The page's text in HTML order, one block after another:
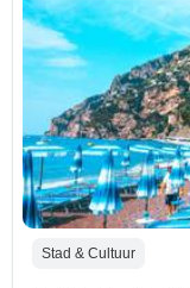
Stad & Cultuur